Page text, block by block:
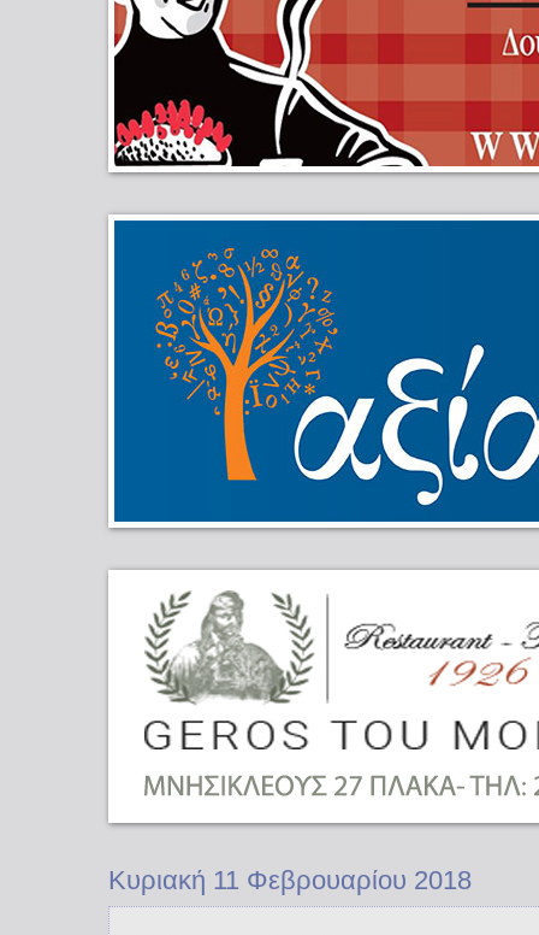
Κυριακή 11 Φεβρουαρίου 2018